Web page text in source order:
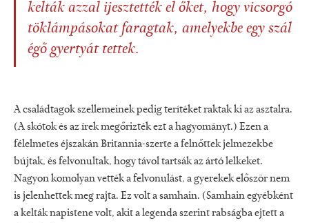
kelták azzal ijesztették el őket, hogy vicsorgó
töklámpásokat faragtak, amelyekbe egy szál
égő gyertyát tettek.
A családtagok szellemeinek pedig terítéket raktak ki az asztalra.
(A skótok és az írek megőrizték ezt a hagyományt.) Ezen a
félelmetes éjszakán Britannia-szerte a felnőttek jelmezekbe
bújtak, és felvonultak, hogy távol tartsák az ártó lelkeket.
Nagyon komolyan vették a felvonulást, a gyerekek először nem
is jelenhettek meg rajta. Ez volt a samhain. (Samhain egyébként
a kelták napistene volt, akit a legenda szerint rabságba ejtett a